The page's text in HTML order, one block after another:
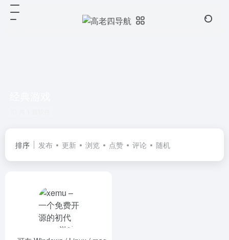
排序 发布 更新 浏览 点赞 评论 随机